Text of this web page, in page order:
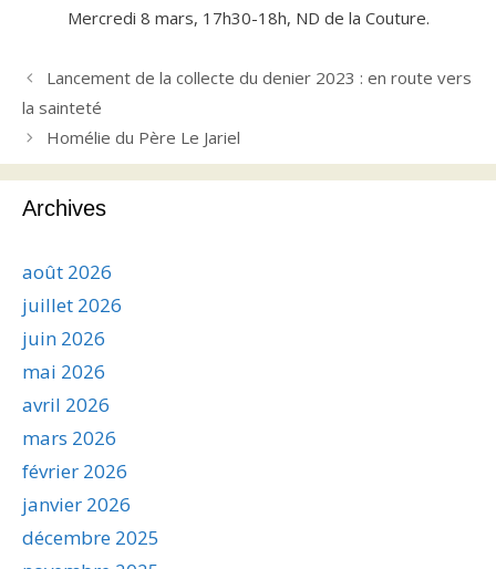
Mercredi 8 mars, 17h30-18h, ND de la Couture.
Lancement de la collecte du denier 2023 : en route vers
la sainteté
Homélie du Père Le Jariel
Archives
août 2026
juillet 2026
juin 2026
mai 2026
avril 2026
mars 2026
février 2026
janvier 2026
décembre 2025